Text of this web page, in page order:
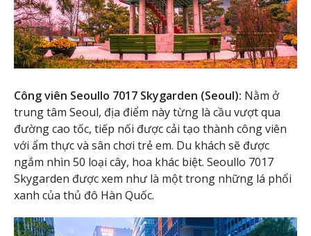
Công viên Seoullo 7017 Skygarden (Seoul): Nằm ở
trung tâm Seoul, địa điểm này từng là cầu vượt qua
đường cao tốc, tiếp nối được cải tạo thành công viên
với ẩm thực và sân chơi trẻ em. Du khách sẽ được
ngắm nhìn 50 loại cây, hoa khác biệt. Seoullo 7017
Skygarden được xem như là một trong những lá phổi
xanh của thủ đô Hàn Quốc.